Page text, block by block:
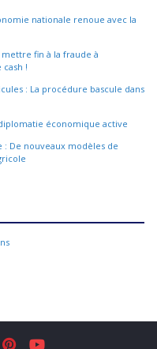
nationale renoue avec la
fin à la fraude à
!
: La procédure bascule dans
économique active
: De nouveaux modèles de